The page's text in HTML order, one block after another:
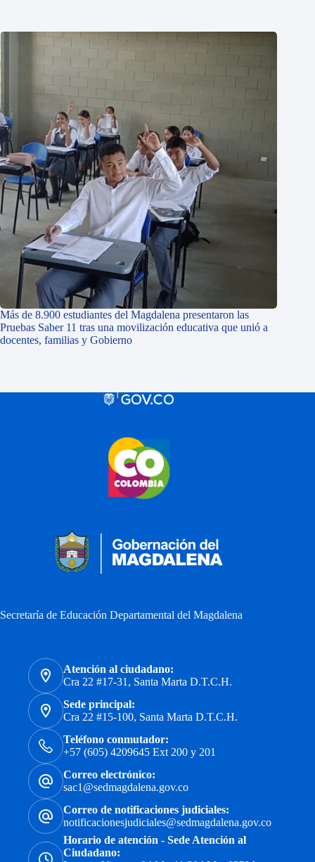
Más de 8.900 estudiantes del Magdalena presentaron las
Pruebas Saber 11 tras una movilización educativa que unió a
docentes, familias y Gobierno
Secretaría de Educación Departamental del Magdalena
Atención al ciudadano:
Cra 22 #17-31, Santa Marta D.T.C.H.
Sede principal:
Cra 22 #15-100, Santa Marta D.T.C.H.
Teléfono conmutador:
+57 (605) 4209645 Ext 200 y 201
Correo electrónico:
sac1@sedmagdalena.gov.co
Correo de notificaciones judiciales:
notificacionesjudiciales@sedmagdalena.gov.co
Horario de atención - Sede Atención al
Ciudadano: